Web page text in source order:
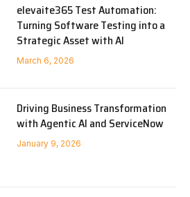
elevaite365 Test Automation:
Turning Software Testing into a
Strategic Asset with AI
March 6, 2026
Driving Business Transformation
with Agentic AI and ServiceNow
January 9, 2026